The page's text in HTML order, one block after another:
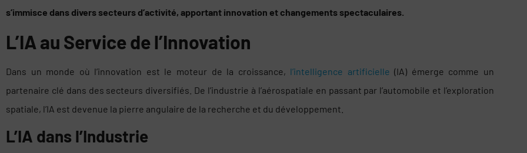
s’immisce dans divers secteurs d’activité, apportant innovation et changements spectaculaires.
L’IA au Service de l’Innovation
Dans un monde où l’innovation est le moteur de la croissance, l’intelligence artificielle (IA) émerge comme un
partenaire clé dans des secteurs diversifiés. De l’industrie à l’aérospatiale en passant par l’automobile et l’exploration
spatiale, l’IA est devenue la pierre angulaire de la recherche et du développement.
L’IA dans l’Industrie